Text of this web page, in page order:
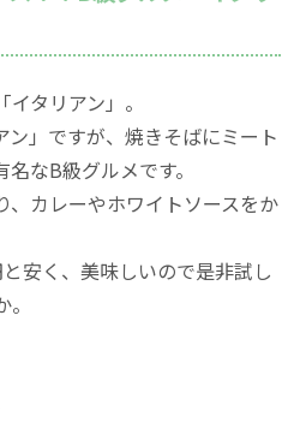
タリアン」。
ン」ですが、焼きそばにミート
なB級グルメです。
、カレーやホワイトソースをか
安く、美味しいので是非試し